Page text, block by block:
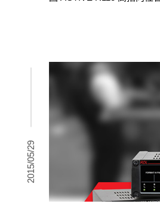
顯寺院在現代化與專業化
2015/05/29